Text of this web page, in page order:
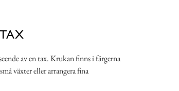
av en tax. Krukan finns i färgerna
växter eller arrangera fina